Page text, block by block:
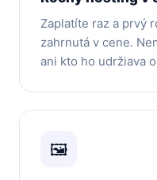
Zaplatíte raz a prvý
zahrnutá v cene.
ani kto ho udržiava
🖼